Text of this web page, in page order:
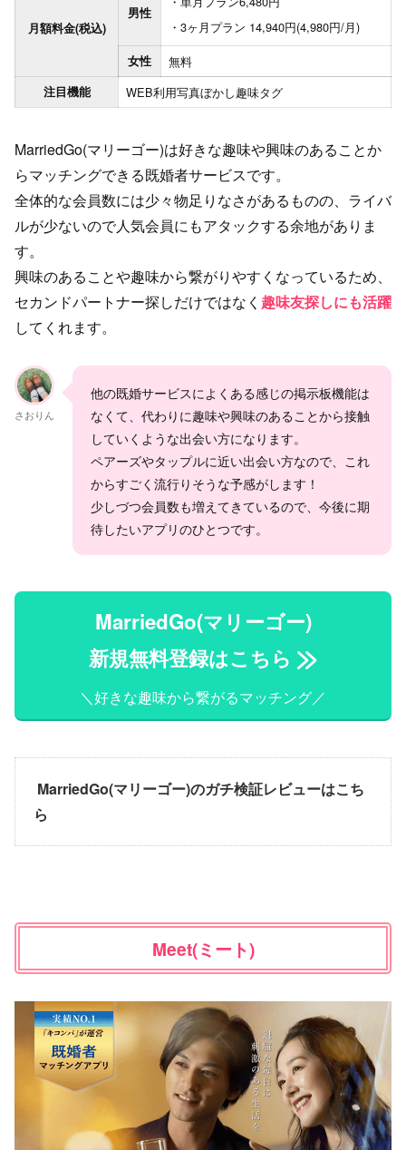
月額料金(税込)
男性
3ヶ月プラン 14,940円(4,980円/月)
女性 無料
注目機能 WEB利用写真ぼかし趣味タグ
MarriedGo(マリーゴー)は好きな趣味や興味のあることか
らマッチングできる既婚者サービスです。
全体的な会員数には少々物足りなさがあるものの、ライバ
ルが少ないので人気会員にもアタックする余地がありま
す。
興味のあることや趣味から繋がりやすくなっているため、
セカンドパートナー探しだけではなく 趣味友探しにも活躍
してくれます。
さおりん
他の既婚サービスによくある感じの掲示板機能は
なくて、代わりに趣味や興味のあることから接触
していくような出会い方になります。
ペアーズやタップルに近い出会い方なので、これ
からすごく流行りそうな予感がします！
少しづつ会員数も増えてきているので、今後に期
待したいアプリのひとつです。
MarriedGo(マリーゴー)
新規無料登録はこちら
＼好きな趣味から繋がるマッチング／
MarriedGo(マリーゴー)のガチ検証レビューはこち
ら
Meet(ミート)